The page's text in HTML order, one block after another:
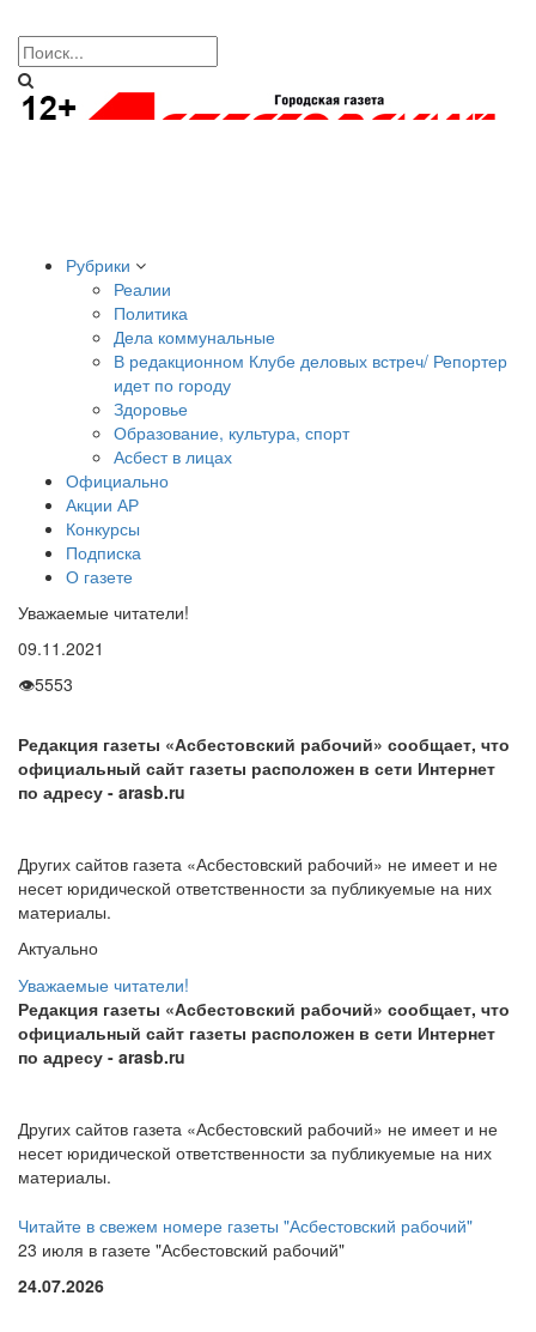
Рубрики
Реалии
Политика
Дела коммунальные
В редакционном Клубе деловых встреч/ Репортер
идет по городу
Здоровье
Образование, культура, спорт
Асбест в лицах
Официально
Акции АР
Конкурсы
Подписка
О газете
Уважаемые читатели!
09.11.2021
👁5553
Редакция газеты «Асбестовский рабочий» сообщает, что
официальный сайт газеты расположен в сети Интернет
по адресу - arasb.ru
Других сайтов газета «Асбестовский рабочий» не имеет и не
несет юридической ответственности за публикуемые на них
материалы.
Актуально
Уважаемые читатели!
Редакция газеты «Асбестовский рабочий» сообщает, что
официальный сайт газеты расположен в сети Интернет
по адресу - arasb.ru
Других сайтов газета «Асбестовский рабочий» не имеет и не
несет юридической ответственности за публикуемые на них
материалы.
Читайте в свежем номере газеты "Асбестовский рабочий"
23 июля в газете "Асбестовский рабочий"
24.07.2026